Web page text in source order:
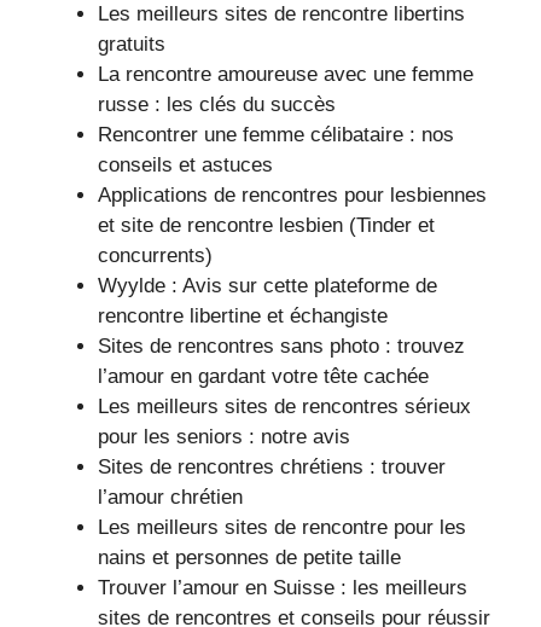
Les meilleurs sites de rencontre libertins
gratuits
La rencontre amoureuse avec une femme
russe : les clés du succès
Rencontrer une femme célibataire : nos
conseils et astuces
Applications de rencontres pour lesbiennes
et site de rencontre lesbien (Tinder et
concurrents)
Wyylde : Avis sur cette plateforme de
rencontre libertine et échangiste
Sites de rencontres sans photo : trouvez
l’amour en gardant votre tête cachée
Les meilleurs sites de rencontres sérieux
pour les seniors : notre avis
Sites de rencontres chrétiens : trouver
l’amour chrétien
Les meilleurs sites de rencontre pour les
nains et personnes de petite taille
Trouver l’amour en Suisse : les meilleurs
sites de rencontres et conseils pour réussir